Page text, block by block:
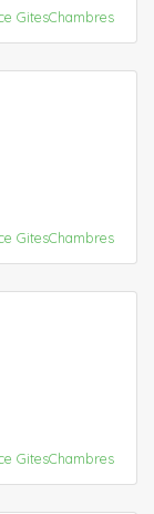
GitesChambres
GitesChambres
GitesChambres